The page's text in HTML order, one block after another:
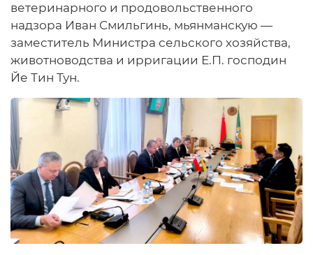
ветеринарного и продовольственного
надзора Иван Смильгинь, мьянманскую —
заместитель Министра сельского хозяйства,
животноводства и ирригации Е.П. господин
Йе Тин Тун.